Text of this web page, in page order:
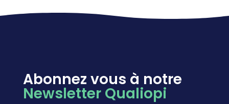
Abonnez vous à notre
Newsletter Qualiopi